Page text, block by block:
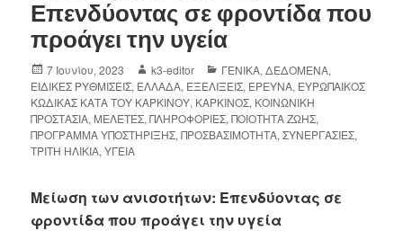
Επενδύοντας σε φροντίδα που
προάγει την υγεία
7 Ιουνίου, 2023 k3-editor ΓΕΝΙΚΑ,ΔΕΔΟΜΕΝΑ,
ΕΙΔΙΚΕΣ ΡΥΘΜΙΣΕΙΣ, ΕΛΛΑΔΑ, ΕΞΕΛΙΞΕΙΣ, ΕΡΕΥΝΑ, ΕΥΡΩΠΑΙΚΟΣ
ΚΩΔΙΚΑΣ ΚΑΤΑ ΤΟΥ ΚΑΡΚΙΝΟΥ, ΚΑΡΚΙΝΟΣ, ΚΟΙΝΩΝΙΚΗ
ΠΡΟΣΤΑΣΙΑ, ΜΕΛΕΤΕΣ,ΠΛΗΡΟΦΟΡΙΕΣ,ΠΟΙΟΤΗΤΑ ΖΩΗΣ,
ΠΡΟΓΡΑΜΜΑ ΥΠΟΣΤΗΡΙΞΗΣ,ΠΡΟΣΒΑΣΙΜΟΤΗΤΑ,ΣΥΝΕΡΓΑΣΙΕΣ,
ΤΡΙΤΗ ΗΛΙΚΙΑ,ΥΓΕΙΑ
Μείωση των ανισοτήτων: Επενδύοντας σε
φροντίδα που προάγει την υγεία